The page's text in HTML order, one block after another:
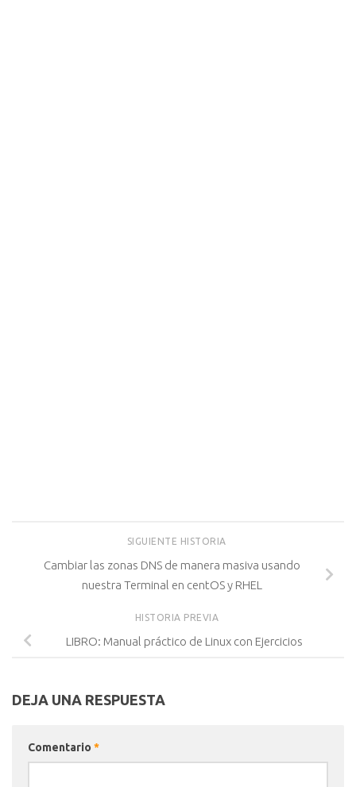
SIGUIENTE HISTORIA
Cambiar las zonas DNS de manera masiva usando
nuestra Terminal en centOS y RHEL
HISTORIA PREVIA
LIBRO: Manual práctico de Linux con Ejercicios
DEJA UNA RESPUESTA
Comentario *